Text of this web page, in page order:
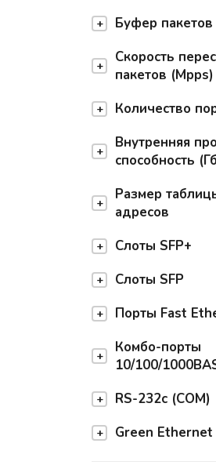
Буфер
Скорость
пакетов (Mpps)
Количество
Внутренняя
способность
Размер
адресов
Слоты SFP+
Слоты SFP
Порты Fast
Комбо-порты
10/100/
RS-232c (COM)
Green Ethernet